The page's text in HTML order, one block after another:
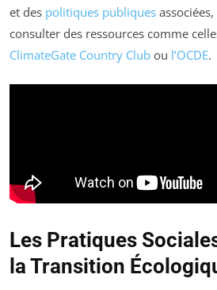
et des politiques publiques
consulter des ressources comme
ClimateGate Country Club ou l’OCDE.
Les Pratiques
la Transition